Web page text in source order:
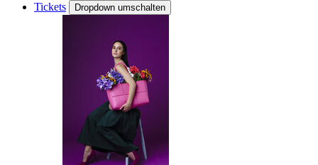
Tickets
Dropdown umschalten